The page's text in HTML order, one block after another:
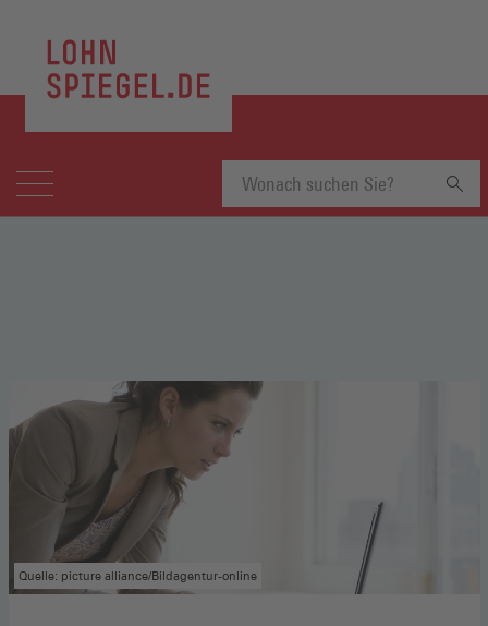
Suchbegriff
Quelle: picture alliance/Bildagentur-online